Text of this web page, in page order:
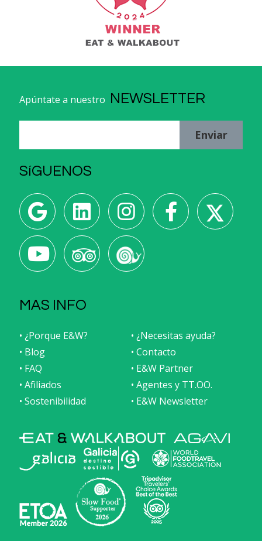
Apúntate a nuestro NEWSLETTER
Enviar
SíGUENOS
MAS INFO
• ¿Porque E&W?
• ¿Necesitas ayuda?
• Blog
• Contacto
• FAQ
• E&W Partner
• Afiliados
• Agentes y TT.OO.
• Sostenibilidad
• E&W Newsletter